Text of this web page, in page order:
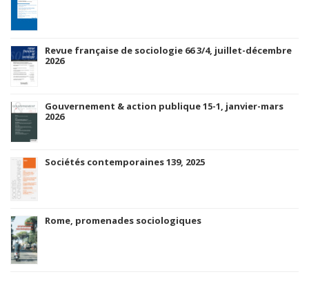
Revue française de sociologie 66 3/4, juillet-décembre
2026
Gouvernement & action publique 15-1, janvier-mars
2026
Sociétés contemporaines 139, 2025
Rome, promenades sociologiques